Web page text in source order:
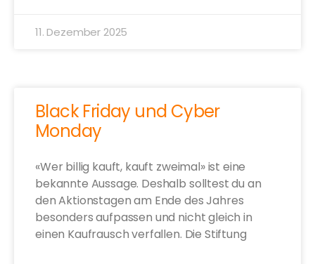
11. Dezember 2025
Black Friday und Cyber
Monday
«Wer billig kauft, kauft zweimal» ist eine
bekannte Aussage. Deshalb solltest du an
den Aktionstagen am Ende des Jahres
besonders aufpassen und nicht gleich in
einen Kaufrausch verfallen. Die Stiftung